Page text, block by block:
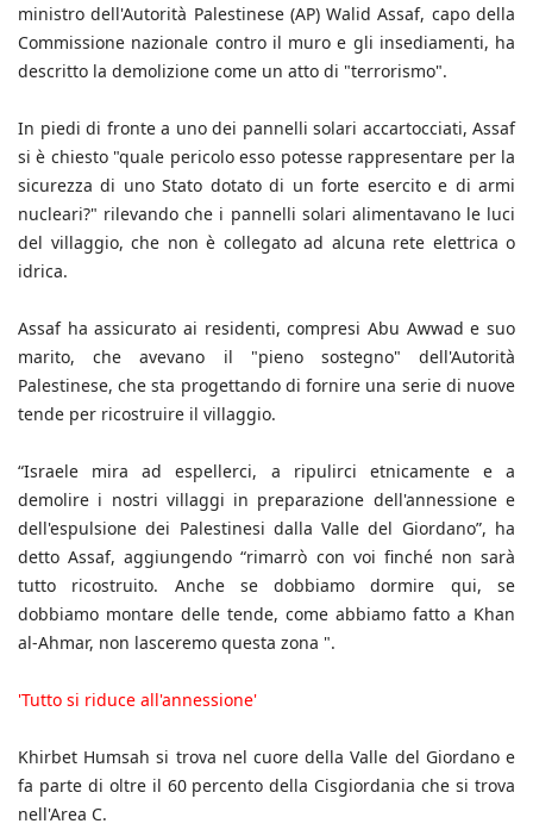
ministro dell'Autorità Palestinese (AP) Walid Assaf, capo della
Commissione nazionale contro il muro e gli insediamenti, ha
descritto la demolizione come un atto di "terrorismo".
In piedi di fronte a uno dei pannelli solari accartocciati, Assaf
si è chiesto "quale pericolo esso potesse rappresentare per la
sicurezza di uno Stato dotato di un forte esercito e di armi
nucleari?" rilevando che i pannelli solari alimentavano le luci
del villaggio, che non è collegato ad alcuna rete elettrica o
idrica.
Assaf ha assicurato ai residenti, compresi Abu Awwad e suo
marito, che avevano il "pieno sostegno" dell'Autorità
Palestinese, che sta progettando di fornire una serie di nuove
tende per ricostruire il villaggio.
“Israele mira ad espellerci, a ripulirci etnicamente e a
demolire i nostri villaggi in preparazione dell'annessione e
dell'espulsione dei Palestinesi dalla Valle del Giordano”, ha
detto Assaf, aggiungendo “rimarrò con voi finché non sarà
tutto ricostruito. Anche se dobbiamo dormire qui, se
dobbiamo montare delle tende, come abbiamo fatto a Khan
al-Ahmar, non lasceremo questa zona ".
'Tutto si riduce all'annessione'
Khirbet Humsah si trova nel cuore della Valle del Giordano e
fa parte di oltre il 60 percento della Cisgiordania che si trova
nell'Area C.